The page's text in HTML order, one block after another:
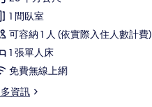
論)
1 間臥室
可容納 1 人 (依實際入住人數計費)
1 張單人床
免費無線上網
資訊